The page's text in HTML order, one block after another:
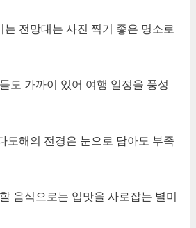
는 전망대는 사진 찍기 좋은 명소로
도 가까이 있어 여행 일정을 풍성
도해의 전경은 눈으로 담아도 부족
음식으로는 입맛을 사로잡는 별미